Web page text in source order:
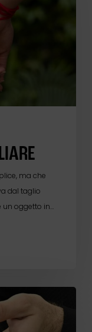
ma che
dal taglio
un oggetto in…